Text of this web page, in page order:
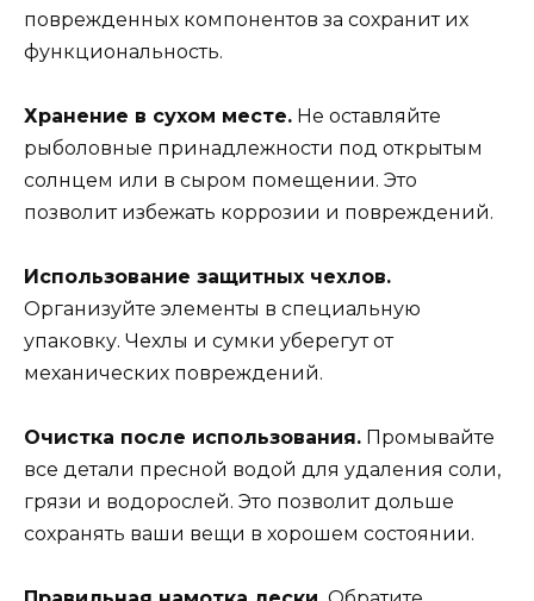
поврежденных компонентов за сохранит их
функциональность.
Хранение в сухом месте. Не оставляйте
рыболовные принадлежности под открытым
солнцем или в сыром помещении. Это
позволит избежать коррозии и повреждений.
Использование защитных чехлов.
Организуйте элементы в специальную
упаковку. Чехлы и сумки уберегут от
механических повреждений.
Очистка после использования. Промывайте
все детали пресной водой для удаления соли,
грязи и водорослей. Это позволит дольше
сохранять ваши вещи в хорошем состоянии.